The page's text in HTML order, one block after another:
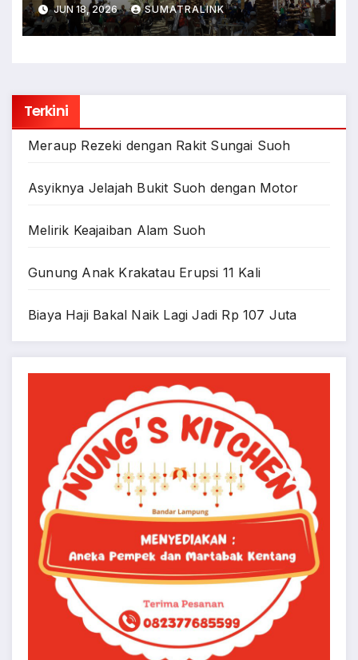
JUN 18, 2026 SUMATRALINK
Terkini
Meraup Rezeki dengan Rakit Sungai Suoh
Asyiknya Jelajah Bukit Suoh dengan Motor
Melirik Keajaiban Alam Suoh
Gunung Anak Krakatau Erupsi 11 Kali
Biaya Haji Bakal Naik Lagi Jadi Rp 107 Juta